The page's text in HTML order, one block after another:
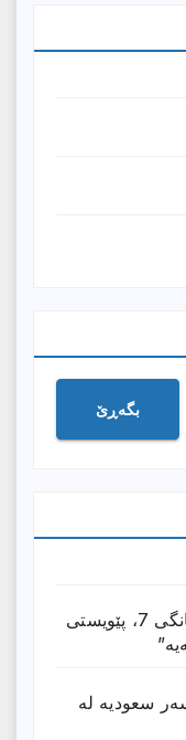
بگەڕێ
“عێراق بۆ تەواوکردنی مووچەی مانگى 7، پێویستی
سعودیە لە